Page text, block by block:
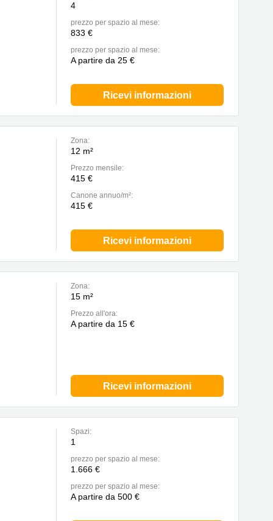
4
prezzo per spazio al mese:
833 €
prezzo per spazio al mese:
A partire da 25 €
Ricevi informazioni
Zona:
12 m²
Prezzo mensile:
415 €
Canone annuo/m²:
415 €
Ricevi informazioni
Zona:
15 m²
Prezzo all'ora:
A partire da 15 €
Ricevi informazioni
Spazi:
1
prezzo per spazio al mese:
1.666 €
prezzo per spazio al mese:
A partire da 500 €